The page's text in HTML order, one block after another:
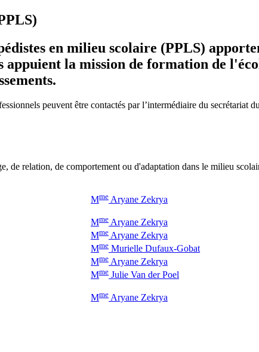
en milieu scolaire (PPLS)
appuient la mission de formation de
peuvent être contactés par l’intermédiaire du secrétariat
de relation, de comportement ou d'adaptation dans le milieu
Mme Aryane Zekrya
Mme Aryane Zekrya
Mme Aryane Zekrya
Mme Murielle Dufaux-Gobat
Mme Aryane Zekrya
Mme Julie Van der Poel
Mme Aryane Zekrya